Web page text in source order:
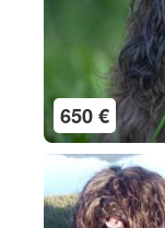
650 €